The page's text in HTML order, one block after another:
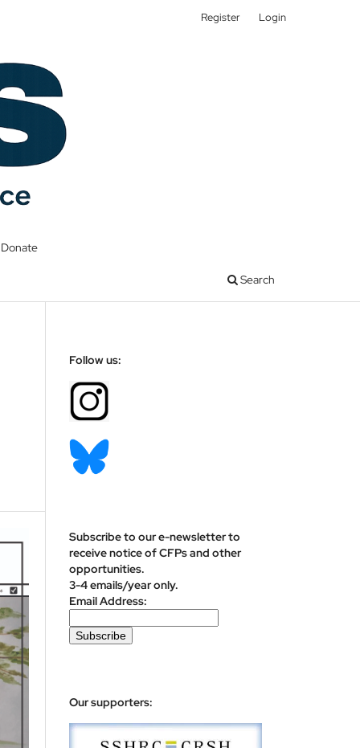
Donate
Search
Register Login
Follow us:
Subscribe to our e-newsletter to
receive notice of CFPs and other
opportunities.
3-4 emails/year only.
Email Address:
Our supporters: